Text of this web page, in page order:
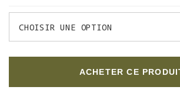
ACHETER CE